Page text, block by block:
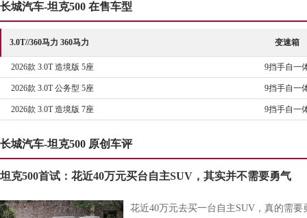
长城汽车-坦克500 在售车型
3.0T//360马力 360马力 变速箱
2026款 3.0T 造境版 5座 9挡手自一
2026款 3.0T 公务型 5座 9挡手自一
2026款 3.0T 造境版 7座 9挡手自一
长城汽车-坦克500 原创车评
坦克500首试：花近40万元买台自主SUV，其实并不需要勇气
花近40万元去买一台自主SUV，真的需